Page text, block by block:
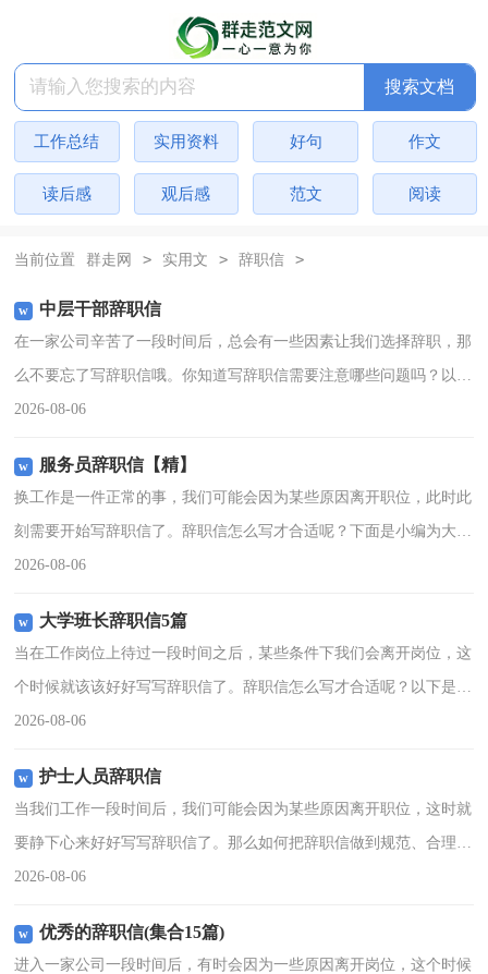
搜索文档
工作总结 实用资料 好句 作文
读后感 观后感 范文 阅读
当前位置 群走网 > 实用文 > 辞职信 >
中层干部辞职信
在一家公司辛苦了一段时间后，总会有一些因素让我们选择辞职，那
么不要忘了写辞职信哦。你知道写辞职信需要注意哪些问题吗？以下
是小编为大家收集的中层干部辞职信，仅供参考，欢迎大家阅读。中
2026-08-06
服务员辞职信【精】
换工作是一件正常的事，我们可能会因为某些原因离开职位，此时此
刻需要开始写辞职信了。辞职信怎么写才合适呢？下面是小编为大家
整理的服务员辞职信，仅供参考，希望能够帮助到大家。服务员辞职
2026-08-06
大学班长辞职信5篇
当在工作岗位上待过一段时间之后，某些条件下我们会离开岗位，这
个时候就该该好好写写辞职信了。辞职信怎么写才合适呢？以下是小
编帮大家整理的大学班长辞职信，欢迎大家分享。大学班长辞职信1
2026-08-06
护士人员辞职信
当我们工作一段时间后，我们可能会因为某些原因离开职位，这时就
要静下心来好好写写辞职信了。那么如何把辞职信做到规范、合理
呢？以下是小编收集整理的护士人员辞职信，欢迎大家分享。护士人
2026-08-06
优秀的辞职信(集合15篇)
进入一家公司一段时间后，有时会因为一些原因离开岗位，这个时候